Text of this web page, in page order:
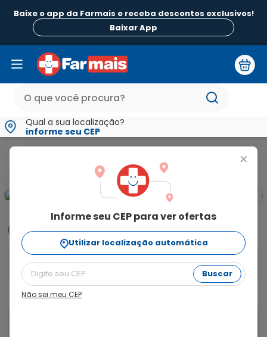
Baixe o app da Farmais e receba descontos exclusivos!
Baixar App
Qual a sua localização?
informe seu CEP
+
Informe seu CEP para ver ofertas
Utilizar localização automática
Buscar
Não sei meu CEP
Preservativo Lubrificado
Informações
Preservativo Lubrificado Rilex Algodão Doce com 3
Unidades